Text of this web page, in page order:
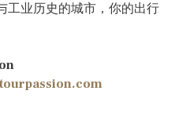
工业历史的城市，你的出行